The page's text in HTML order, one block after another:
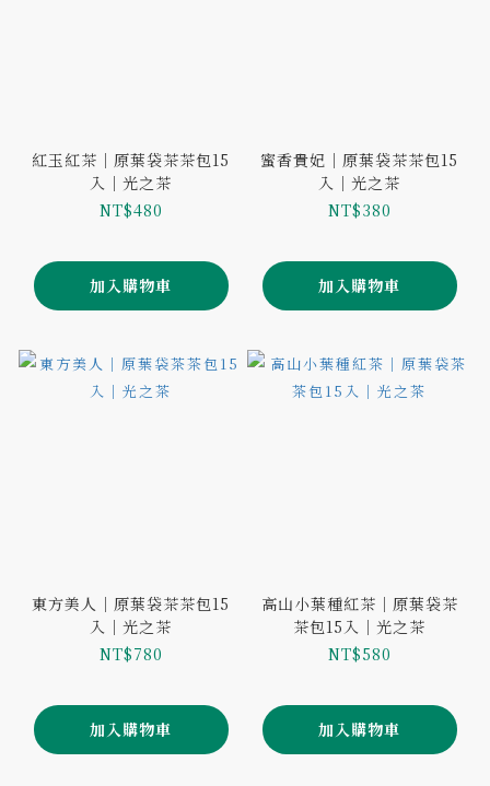
紅玉紅茶｜原葉袋茶茶包15
入｜光之茶
NT$480
加入購物車
蜜香貴妃｜原葉袋茶茶包15
入｜光之茶
NT$380
加入購物車
東方美人｜原葉袋茶茶包15
入｜光之茶
NT$780
加入購物車
高山小葉種紅茶｜原葉袋茶
茶包15入｜光之茶
NT$580
加入購物車